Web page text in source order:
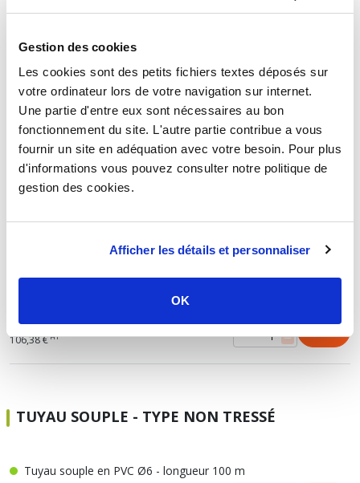
Gestion des cookies
Les cookies sont des petits fichiers textes déposés sur
votre ordinateur lors de votre navigation sur internet.
Une partie d'entre eux sont nécessaires au bon
fonctionnement du site. L'autre partie contribue a vous
fournir un site en adéquation avec votre besoin. Pour plus
d'informations vous pouvez consulter notre politique de
gestion des cookies.
Afficher les détails et personnaliser
OK
Tuyau souple tressé en PVC Ø26 - longueur 25 m
50,55 € HT
Tuyau souple tressé en PVC Ø26 - longueur 50 m
161,86 € TTC
134,88 €
Tuyau souple tressé en PVC Ø42 - longueur 25 m
127,66 €
106,38 €HT
TUYAU SOUPLE - TYPE NON TRESSÉ
Tuyau souple en PVC Ø6 - longueur 100 m